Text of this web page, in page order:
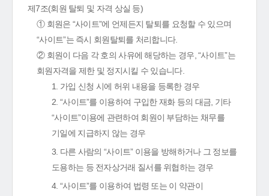
제7조(회원 탈퇴 및 자격 상실 등)
① 회원은 “사이트”에 언제든지 탈퇴를 요청할 수 있으며
“사이트”는 즉시 회원탈퇴를 처리합니다.
② 회원이 다음 각 호의 사유에 해당하는 경우, “사이트”는
회원자격을 제한 및 정지시킬 수 있습니다.
1. 가입 신청 시에 허위 내용을 등록한 경우
2. “사이트”를 이용하여 구입한 재화 등의 대금, 기타
“사이트”이용에 관련하여 회원이 부담하는 채무를
기일에 지급하지 않는 경우
3. 다른 사람의 “사이트” 이용을 방해하거나 그 정보를
도용하는 등 전자상거래 질서를 위협하는 경우
4. “사이트”를 이용하여 법령 또는 이 약관이